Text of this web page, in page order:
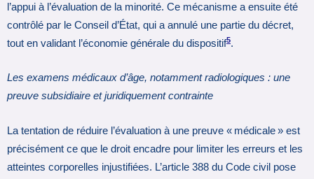
l’appui à l’évaluation de la minorité. Ce mécanisme a ensuite été
contrôlé par le Conseil d’État, qui a annulé une partie du décret,
tout en validant l’économie générale du dispositif5.
Les examens médicaux d’âge, notamment radiologiques : une
preuve subsidiaire et juridiquement contrainte
La tentation de réduire l’évaluation à une preuve « médicale » est
précisément ce que le droit encadre pour limiter les erreurs et les
atteintes corporelles injustifiées. L’article 388 du Code civil pose